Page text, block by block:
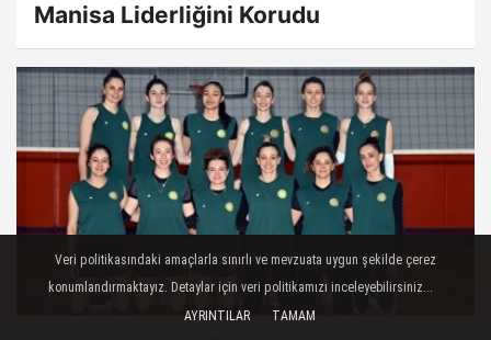
Manisa Liderliğini Korudu
Veri politikasındaki amaçlarla sınırlı ve mevzuata uygun şekilde çerez
konumlandırmaktayız. Detaylar için veri politikamızı inceleyebilirsiniz...
AYRINTILAR
TAMAM